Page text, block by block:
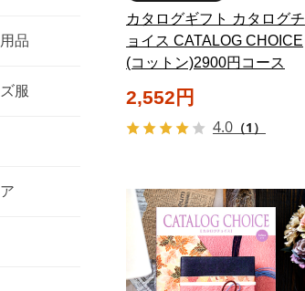
品
服
カタログギフト カタログチ
ョイス CATALOG CHOICE
(コットン)2900円コース
2,552円
4.0 （1）